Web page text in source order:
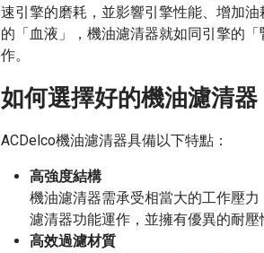
速引擎的磨耗，並影響引擎性能、增加
的「血液」，機油濾清器就如同引擎的
作。
如何選擇好的機油濾清器
ACDelco機油濾清器具備以下特點：
高強度結構
機油濾清器需承受相當大的工作壓
濾清器功能運作，並擁有優異的耐壓
高效過濾材質